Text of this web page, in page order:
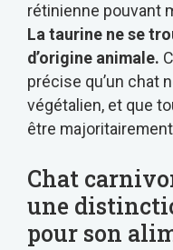
rétinienne pouvant
La taurine ne se
d’origine animale.
précise qu’un chat
végétalien, et que
être
Chat
une
pour son